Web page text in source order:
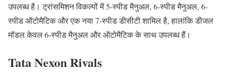
उपलब्ध है। ट्रांसमिशन विकल्पों में 5-स्पीड मैनुअल, 6-स्पीड मैनुअल, 6-
स्पीड ऑटोमैटिक और एक नया 7-स्पीड डीसीटी शामिल है, हालांकि डीजल
मॉडल केवल 6-स्पीड मैनुअल और ऑटोमैटिक के साथ उपलब्ध हैं।
Tata Nexon Rivals